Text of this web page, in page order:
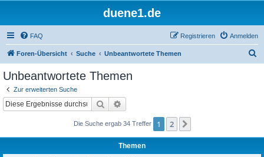
duene1.de
FAQ Anmelden
Registrieren
Foren-Übersicht Suche Unbeantwortete Themen
Unbeantwortete Themen
Zur erweiterten Suche
Suche
Die Suche ergab 34 Treffer 1 2
Themen